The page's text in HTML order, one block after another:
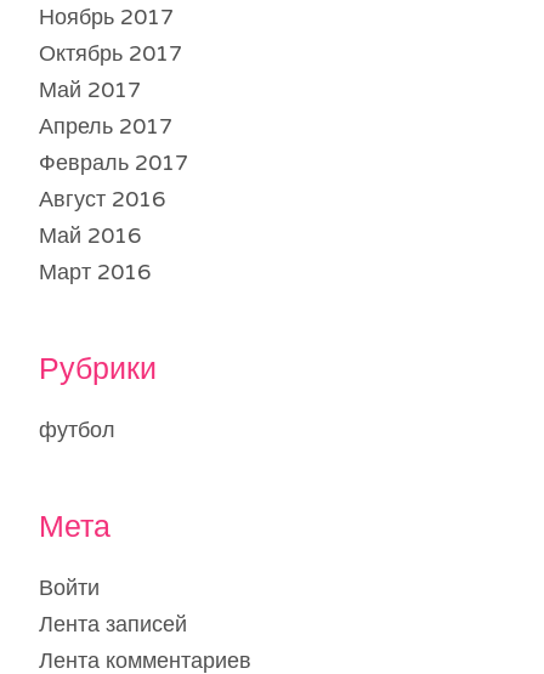
Ноябрь 2017
Октябрь 2017
Май 2017
Апрель 2017
Февраль 2017
Август 2016
Май 2016
Март 2016
Рубрики
футбол
Мета
Войти
Лента записей
Лента комментариев